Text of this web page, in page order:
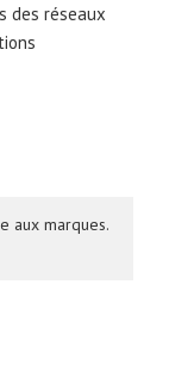
des réseaux
aux marques.